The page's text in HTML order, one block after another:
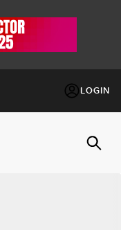
LOGIN
FACTOR